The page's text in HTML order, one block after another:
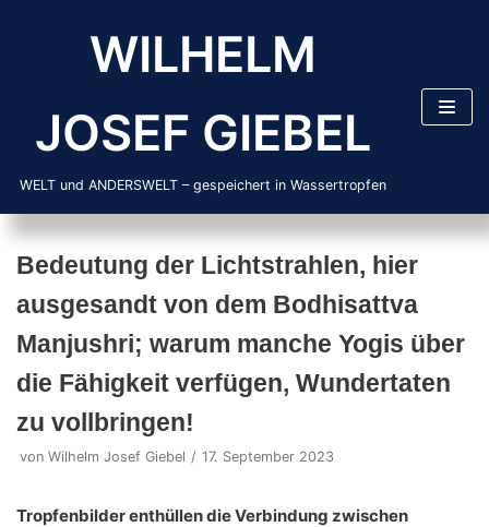
WILHELM
JOSEF GIEBEL
WELT und ANDERSWELT – gespeichert in Wassertropfen
Bedeutung der Lichtstrahlen, hier
ausgesandt von dem Bodhisattva
Manjushri; warum manche Yogis über
die Fähigkeit verfügen, Wundertaten
zu vollbringen!
von Wilhelm Josef Giebel 17. September 2023
Tropfenbilder enthüllen die Verbindung zwischen